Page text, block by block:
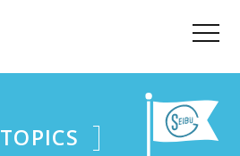
TOPICS